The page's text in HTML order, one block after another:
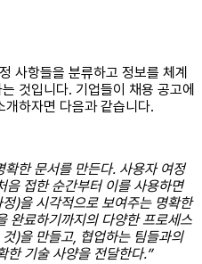
사항들을 분류하고 정보를 체계
것입니다. 기업들이 채용 공고에
하자면 다음과 같습니다.
한 문서를 만든다. 사용자 여정
접한 순간부터 이를 사용하면
)을 시각적으로 보여주는 명확한
료하기까지의 다양한 프로세스
)을 만들고, 협업하는 팀들과의
한 기술 사양을 전달한다.”